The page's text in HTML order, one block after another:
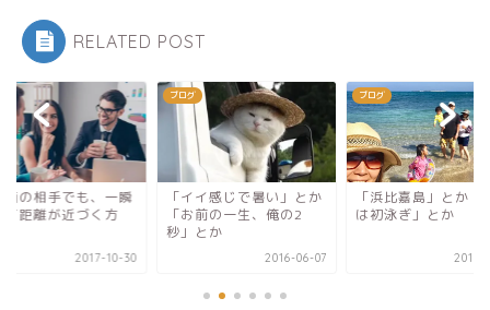
RELATED POST
面の相手でも、一瞬
て距離が近づく方
2017-10-30
ブログ
「イイ感じで暑い」とか
「お前の一生、俺の2
秒」とか
2016-06-07
ブログ
「浜比嘉島」とか「
は初泳ぎ」とか
2018-